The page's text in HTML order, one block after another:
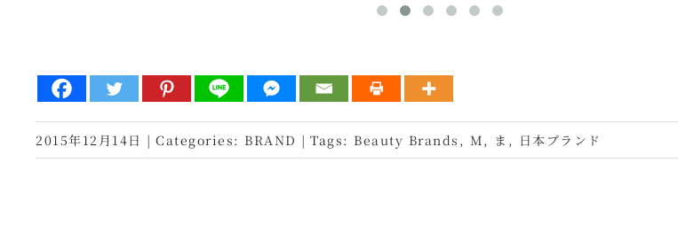
2015年12月14日 | Categories:BRAND | Tags:Beauty Brands , M, ま , 日本ブランド